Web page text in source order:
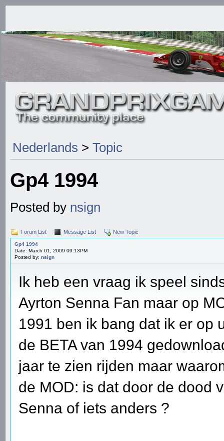
Nederlands > Topic
Gp4 1994
Posted by nsign
Forum List Message List New Topic
Gp4 1994
Date: March 01, 2009 09:13PM
Posted by: nsign
Ik heb een vraag ik speel
Ayrton Senna Fan maar op
1991 ben ik bang dat ik er op
de BETA van 1994
jaar te zien rijden maar
de MOD: is dat door de dood
Senna of iets anders ?